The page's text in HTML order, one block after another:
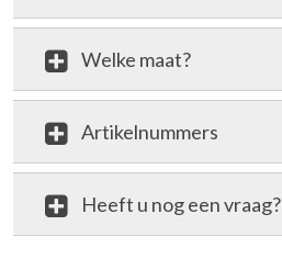
Welke maat?
Artikelnummers
Heeft u nog een vraag?